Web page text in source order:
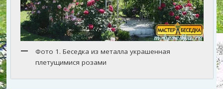
Фото 1. Беседка из металла украшенная
плетущимися розами